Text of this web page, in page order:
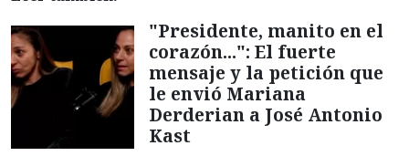
"Presidente, manito en el
corazón...": El fuerte
mensaje y la petición que
le envió Mariana
Derderian a José Antonio
Kast